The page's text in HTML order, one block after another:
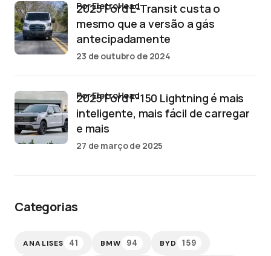
2025 Ford E-Transit custa o
mesmo que a versão a gás
antecipadamente
por EletroHead
23 de outubro de 2024
2025 Ford F-150 Lightning é mais
inteligente, mais fácil de carregar
e mais
por EletroHead
27 de março de 2025
Categorias
ANALISES 41 BMW 94 BYD 159